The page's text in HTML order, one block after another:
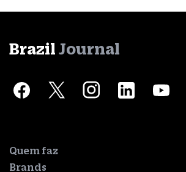
Brazil Journal
Quem faz
Brands